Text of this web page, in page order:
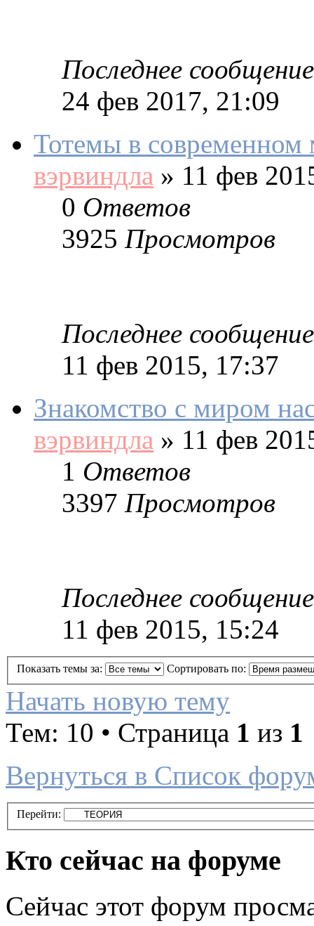
Последнее сообщение
24 фев 2017, 21:09
Тотемы в современном
вэрвиндла » 11 фев
0 Ответов
3925 Просмотров
Последнее сообщение
11 фев 2015, 17:37
Знакомство с миром
вэрвиндла » 11 фев
1 Ответов
3397 Просмотров
Последнее сообщение
11 фев 2015, 15:24
Показать темы за: Сортировать по:
Начать новую тему
Тем: 10 • Страница 1 из 1
Вернуться в Список
Перейти:
Кто сейчас на форуме
Сейчас этот форум